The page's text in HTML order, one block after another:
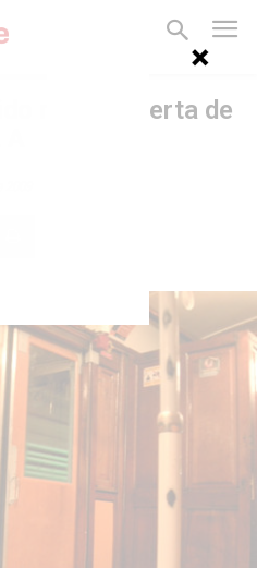
rompe puerta de